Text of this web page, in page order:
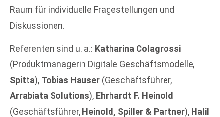
Raum für individuelle Fragestellungen und
Diskussionen.
Referenten sind u. a.: Katharina Colagrossi
(Produktmanagerin Digitale Geschäftsmodelle,
Spitta), Tobias Hauser (Geschäftsführer,
Arrabiata Solutions), Ehrhardt F. Heinold
(Geschäftsführer, Heinold, Spiller & Partner), Halil